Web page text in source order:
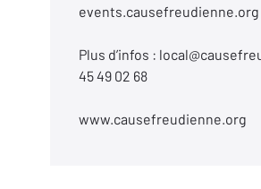
events.causefreudienne.org
Plus d’infos :
45 49 02 68
www.causefreudienne.org